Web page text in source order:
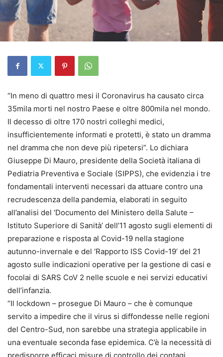
“In meno di quattro mesi il Coronavirus ha causato circa
35mila morti nel nostro Paese e oltre 800mila nel mondo.
Il decesso di oltre 170 nostri colleghi medici,
insufficientemente informati e protetti, è stato un dramma
nel dramma che non deve più ripetersi”. Lo dichiara
Giuseppe Di Mauro, presidente della Società italiana di
Pediatria Preventiva e Sociale (SIPPS), che evidenzia i tre
fondamentali interventi necessari da attuare contro una
recrudescenza della pandemia, elaborati in seguito
all’analisi del ‘Documento del Ministero della Salute –
Istituto Superiore di Sanità’ dell’11 agosto sugli elementi di
preparazione e risposta al Covid-19 nella stagione
autunno-invernale e del ‘Rapporto ISS Covid-19’ del 21
agosto sulle indicazioni operative per la gestione di casi e
focolai di SARS CoV 2 nelle scuole e nei servizi educativi
dell’infanzia.
“Il lockdown – prosegue Di Mauro – che è comunque
servito a impedire che il virus si diffondesse nelle regioni
del Centro-Sud, non sarebbe una strategia applicabile in
una eventuale seconda fase epidemica. C’è la necessità di
predisporre efficaci misure di controllo dei contagi